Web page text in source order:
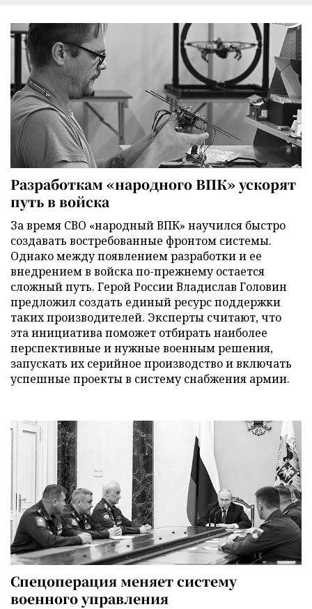
Разработкам «народного ВПК» ускорят
путь в войска
За время СВО «народный ВПК» научился быстро
создавать востребованные фронтом системы.
Однако между появлением разработки и ее
внедрением в войска по-прежнему остается
сложный путь. Герой России Владислав Головин
предложил создать единый ресурс поддержки
таких производителей. Эксперты считают, что
эта инициатива поможет отбирать наиболее
перспективные и нужные военным решения,
запускать их серийное производство и включать
успешные проекты в систему снабжения армии.
Спецоперация меняет систему
военного управления